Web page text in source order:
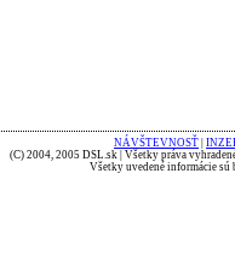
NÁVŠTEVNOSŤ
(C) 2004, 2005 DSL.sk | Všetky práva
Všetky uvedené informácie sú